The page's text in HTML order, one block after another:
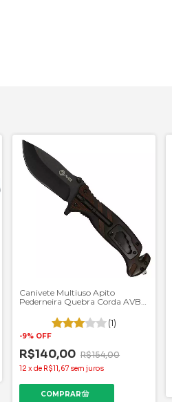
Canivete Multiuso Apito
Pederneira Quebra Corda AVB
(1)
-9% OFF
R$140,00 R$154,00
12 xde R$11,67 sem juros